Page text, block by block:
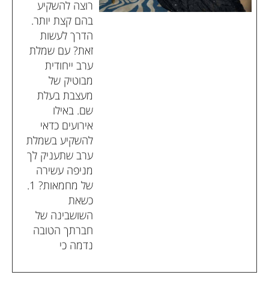
רוצה להשקיע
בהם קצת יותר.
הדרך לעשות
זאת? עם שמלת
ערב ייחודית
מבוטיק של
מעצבת בעלת
שם. באילו
אירועים כדאי
להשקיע בשמלת
ערב שתעניק לך
מניפה עשירה
של מחמאות? 1.
כשאת
השושבינה של
חברתך הטובה
נדמה כי